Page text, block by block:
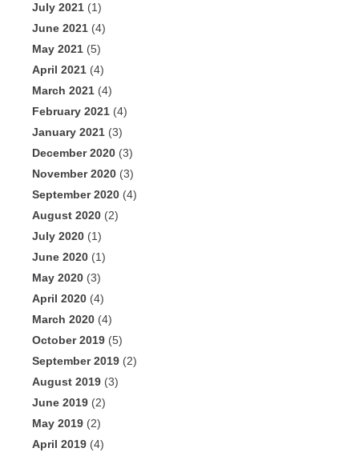
July 2021 (1)
June 2021 (4)
May 2021 (5)
April 2021 (4)
March 2021 (4)
February 2021 (4)
January 2021 (3)
December 2020 (3)
November 2020 (3)
September 2020 (4)
August 2020 (2)
July 2020 (1)
June 2020 (1)
May 2020 (3)
April 2020 (4)
March 2020 (4)
October 2019 (5)
September 2019 (2)
August 2019 (3)
June 2019 (2)
May 2019 (2)
April 2019 (4)